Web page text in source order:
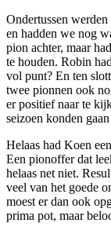
Ondertussen
en hadden we nog
pion achter, maar
te houden. Robin
vol punt? En ten
twee pionnen ook
er positief naar te
seizoen konden
Helaas had Koen
Een pionoffer dat
helaas net niet.
veel van het goede
moest er dan ook
prima pot, maar